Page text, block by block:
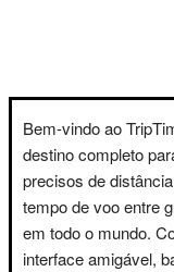
Bem-vindo ao
destino completo
precisos de
tempo de voo entre
em todo o mundo.
interface amigável,